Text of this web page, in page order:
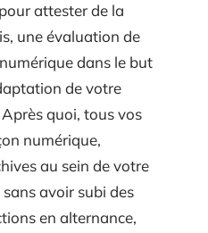
attester de la
une évaluation de
dans le but
de votre
quoi, tous vos
numérique,
au sein de votre
avoir subi des
en alternance,